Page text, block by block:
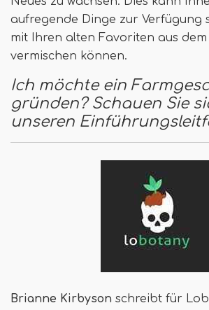
aufregende Dinge zur Verfügung
mit Ihren alten Favoriten aus dem
vermischen können.
Ich möchte ein
gründen? Schauen Sie
unseren
Brianne Kirbyson schreibt für